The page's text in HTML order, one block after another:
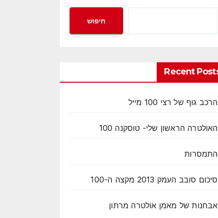
חיפוש
Recent
הרכב גוף של רצי 100 מייל
האולטרה הראשון שלי- טוסקנה 100
התמסרות
סיכום סובב העמק 2013 מקצה ה-100
אבחנות של מאמן אולטרה מרתון